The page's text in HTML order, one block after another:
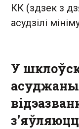
КК (здзек з
асудзілі
У